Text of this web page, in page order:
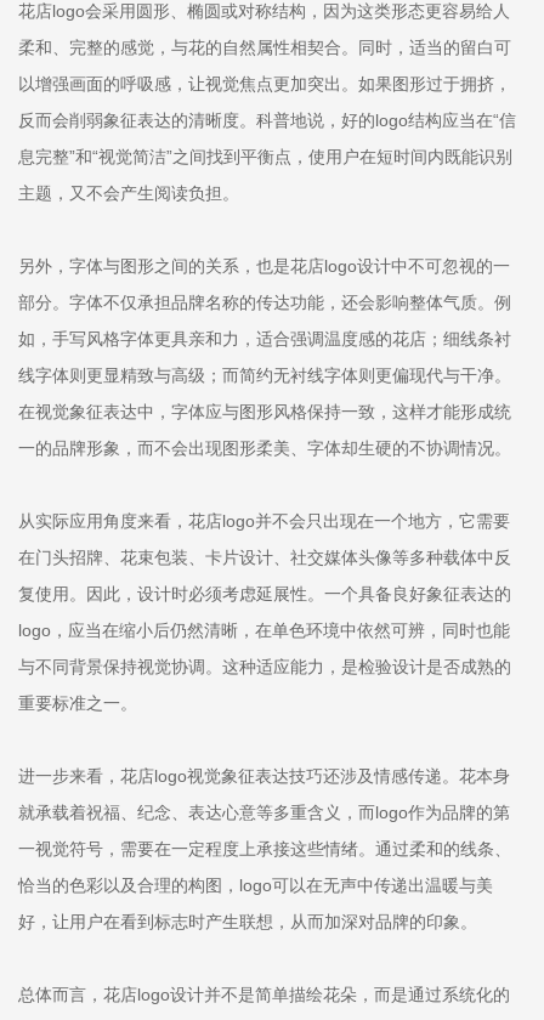
花店logo会采用圆形、椭圆或对称结构，因为这类形态更容易给人
柔和、完整的感觉，与花的自然属性相契合。同时，适当的留白可
以增强画面的呼吸感，让视觉焦点更加突出。如果图形过于拥挤，
反而会削弱象征表达的清晰度。科普地说，好的logo结构应当在“信
息完整”和“视觉简洁”之间找到平衡点，使用户在短时间内既能识别
主题，又不会产生阅读负担。
另外，字体与图形之间的关系，也是花店logo设计中不可忽视的一
部分。字体不仅承担品牌名称的传达功能，还会影响整体气质。例
如，手写风格字体更具亲和力，适合强调温度感的花店；细线条衬
线字体则更显精致与高级；而简约无衬线字体则更偏现代与干净。
在视觉象征表达中，字体应与图形风格保持一致，这样才能形成统
一的品牌形象，而不会出现图形柔美、字体却生硬的不协调情况。
从实际应用角度来看，花店logo并不会只出现在一个地方，它需要
在门头招牌、花束包装、卡片设计、社交媒体头像等多种载体中反
复使用。因此，设计时必须考虑延展性。一个具备良好象征表达的
logo，应当在缩小后仍然清晰，在单色环境中依然可辨，同时也能
与不同背景保持视觉协调。这种适应能力，是检验设计是否成熟的
重要标准之一。
进一步来看，花店logo视觉象征表达技巧还涉及情感传递。花本身
就承载着祝福、纪念、表达心意等多重含义，而logo作为品牌的第
一视觉符号，需要在一定程度上承接这些情绪。通过柔和的线条、
恰当的色彩以及合理的构图，logo可以在无声中传递出温暖与美
好，让用户在看到标志时产生联想，从而加深对品牌的印象。
总体而言，花店logo设计并不是简单描绘花朵，而是通过系统化的